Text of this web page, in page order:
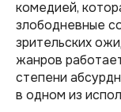
комедией,
злободневные
зрительских
жанров
степени
в одном из